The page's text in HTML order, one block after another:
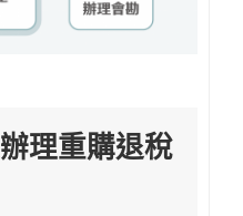
理重購退稅